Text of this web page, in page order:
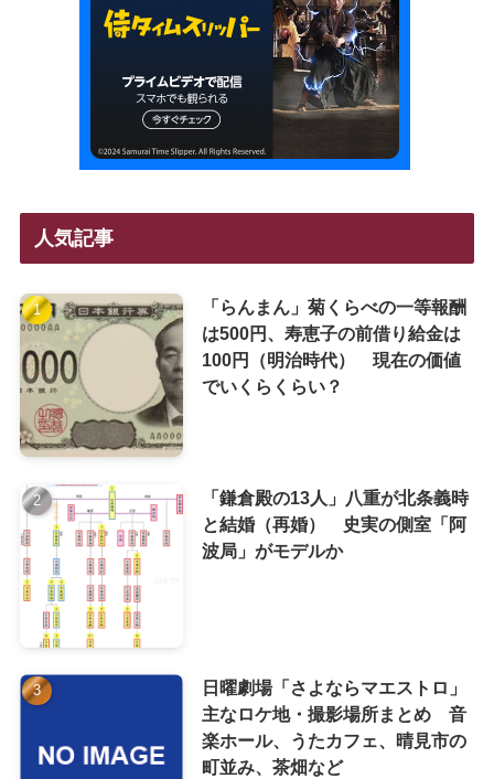
人気記事
「らんまん」菊くらべの一等報酬
は500円、寿恵子の前借り給金は
100円（明治時代） 現在の価値
でいくらくらい？
「鎌倉殿の13人」八重が北条義時
と結婚（再婚） 史実の側室「阿
波局」がモデルか
日曜劇場「さよならマエストロ」
主なロケ地・撮影場所まとめ 音
楽ホール、うたカフェ、晴見市の
町並み、茶畑など